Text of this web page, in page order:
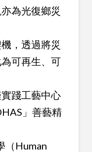
為光復鄉災
，透過將災
可再生、可
踐工藝中心
」善藝精
（Human